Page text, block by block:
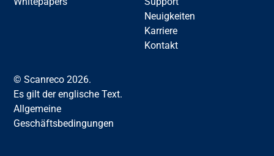
Neuigkeiten
Karriere
Kontakt
© Scanreco 2026.
Es gilt der englische Text.
Allgemeine
Geschäftsbedingungen